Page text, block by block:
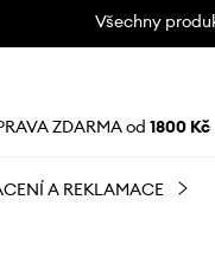
Všechny
ZDARMA od 1800 Kč
A REKLAMACE